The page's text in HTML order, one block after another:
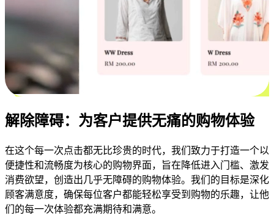
解除障碍：为客户提供无痛的购物体验
在这个每一次点击都无比珍贵的时代，我们致力于打造一个以
便捷性和流畅度为核心的购物界面，旨在降低进入门槛、激发
消费欲望，创造出几乎无障碍的购物体验。我们的目标是深化
顾客满意度，确保每位客户都能轻松享受到购物的乐趣，让他
们的每一次体验都充满期待和满意。